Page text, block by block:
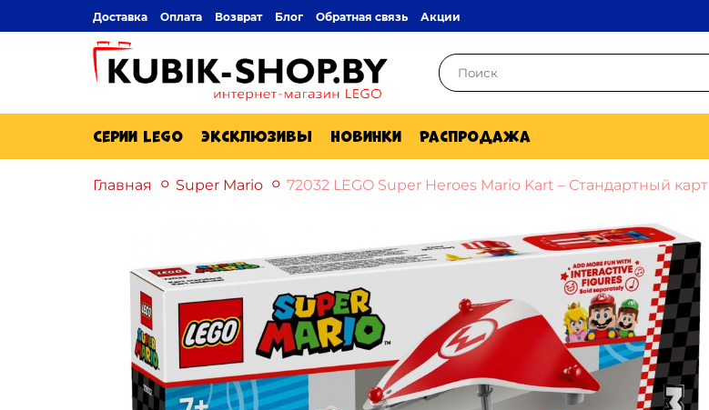
Доставка Оплата Возврат Блог Обратная связь Акции
Серии Lego Эксклюзивы Новинки Распродажа
Главная Super Mario 72032 LEGO Super Heroes Mario Kart – Стандартный карт